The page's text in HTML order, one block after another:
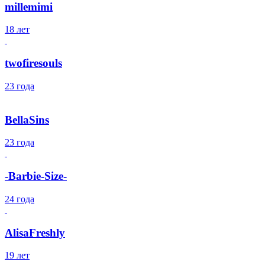
millemimi
18 лет
twofiresouls
23 года
BellaSins
23 года
-Barbie-Size-
24 года
AlisaFreshly
19 лет